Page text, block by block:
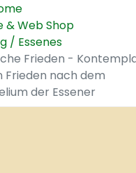
& Web Shop
/ Essenes
Frieden -
Frieden nach dem
der Essener